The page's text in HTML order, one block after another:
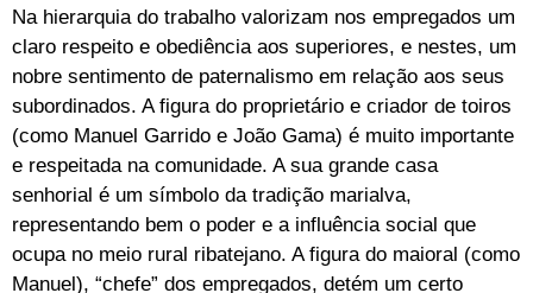
Na hierarquia do trabalho valorizam nos empregados um
claro respeito e obediência aos superiores, e nestes, um
nobre sentimento de paternalismo em relação aos seus
subordinados. A figura do proprietário e criador de toiros
(como Manuel Garrido e João Gama) é muito importante
e respeitada na comunidade. A sua grande casa
senhorial é um símbolo da tradição marialva,
representando bem o poder e a influência social que
ocupa no meio rural ribatejano. A figura do maioral (como
Manuel), “chefe” dos empregados, detém um certo